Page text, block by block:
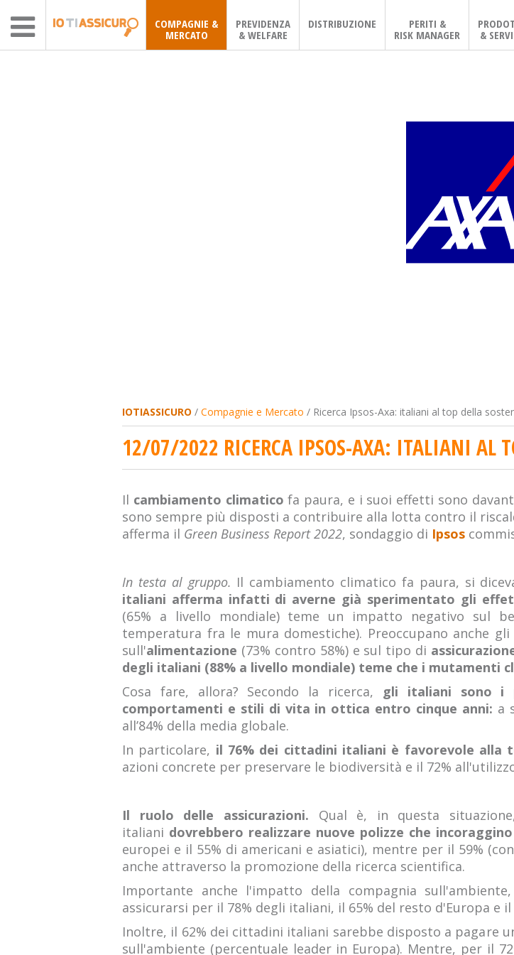
COMPAGNIE &
MERCATO
PREVIDENZA
& WELFARE
DISTRIBUZIONE
PERITI &
RISK MANAGER
&
IOTIASSICURO / Compagnie e Mercato / Ricerca Ipsos-Axa: italiani al top della
12/07/2022 RICERCA IPSOS-AXA: ITALIANI AL
Il cambiamento climatico fa paura, e i suoi effetti sono
sono sempre più disposti a contribuire alla lotta contro il
afferma il Green Business Report 2022, sondaggio di Ipsos
In testa al gruppo. Il cambiamento climatico fa paura, si
italiani afferma infatti di averne già sperimentato gli
(65% a livello mondiale) teme un impatto negativo sul
temperatura fra le mura domestiche). Preoccupano anche
sull'alimentazione (73% contro 58%) e sul tipo di
degli italiani (88% a livello mondiale) teme che i mutamenti
Cosa fare, allora? Secondo la ricerca, gli italiani sono i
comportamenti e stili di vita in ottica entro cinque anni: a
all’84% della media globale.
In particolare, il 76% dei cittadini italiani è favorevole alla
azioni concrete per preservare le biodiversità e il 72%
Il ruolo delle assicurazioni. Qual è, in questa
italiani dovrebbero realizzare nuove polizze che
europei e il 55% di americani e asiatici), mentre per il 59%
anche attraverso la promozione della ricerca scientifica.
Importante anche l'impatto della compagnia
assicurarsi per il 78% degli italiani, il 65% del resto d'Europa e
Inoltre, il 62% dei cittadini italiani sarebbe disposto a
sull'ambiente (percentuale leader in Europa). Mentre, per il